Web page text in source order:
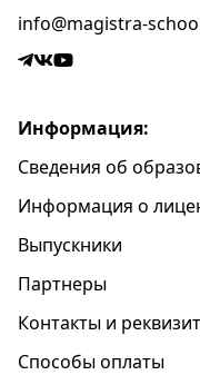
info@magistra-
Информация:
Сведения об
Информация о
Выпускники
Партнеры
Контакты и
Способы оплаты